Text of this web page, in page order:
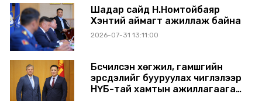
Шадар сайд Н.Номтойбаяр
Хэнтий аймагт ажиллаж байна
2026-07-31 13:11:00
Бүсчилсэн хөгжил, гамшгийн
эрсдэлийг бууруулах чиглэлээр
НҮБ-тай хамтын ажиллагаагаа